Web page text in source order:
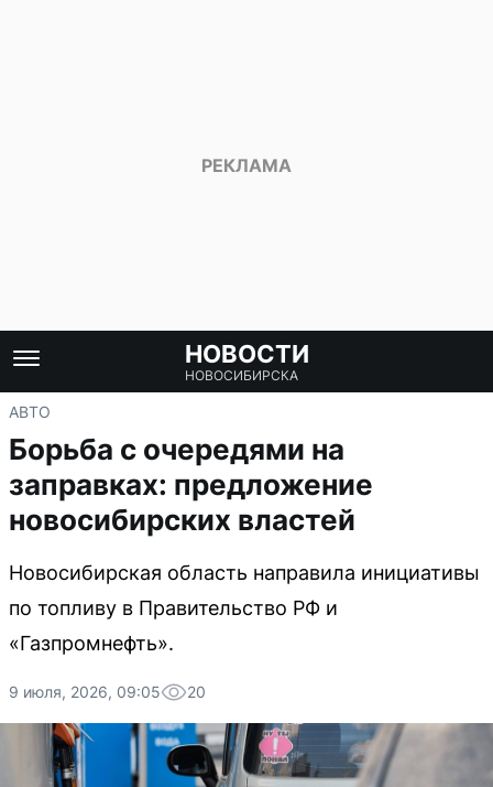
НОВОСТИ
НОВОСИБИРСКА
АВТО
Борьба с очередями на
заправках: предложение
новосибирских властей
Новосибирская область направила инициативы
по топливу в Правительство РФ и
«Газпромнефть».
9 июля, 2026, 09:05 20